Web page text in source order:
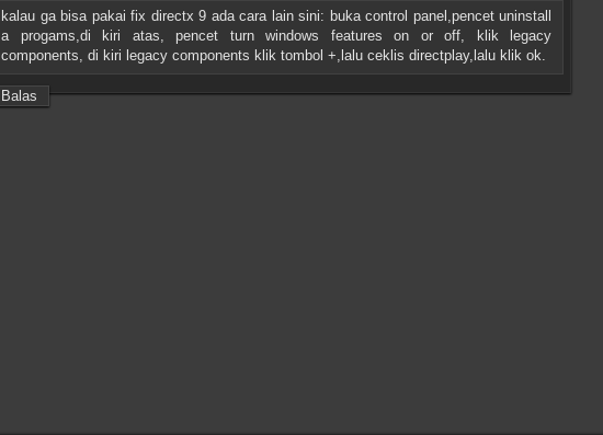
kalau ga bisa pakai fix directx 9 ada cara lain sini: buka control panel,pencet uninstall
a progams,di kiri atas, pencet turn windows features on or off, klik legacy
components, di kiri legacy components klik tombol +,lalu ceklis directplay,lalu klik ok.
Balas